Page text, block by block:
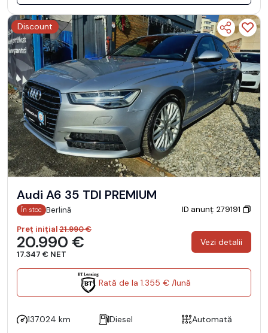
Discount
Audi A6 35 TDI PREMIUM
În stoc Berlină
ID anunț: 279191
Preț inițial21.990 €
20.990 €
17.347 € NET
Vezi detalii
Rată de la 1.355 € /lună
137.024 km Diesel
Automată